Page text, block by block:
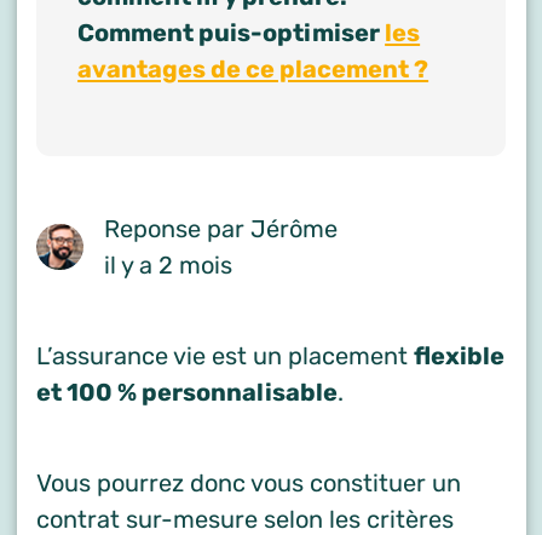
Comment puis-optimiser les
avantages de ce placement ?
Reponse par Jérôme
il y a 2 mois
L’assurance vie est un placementflexible
et 100 % personnalisable.
Vous pourrez donc vous constituer un
contrat sur-mesure selon les critères